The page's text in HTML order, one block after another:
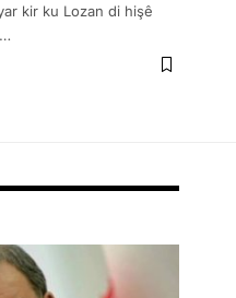
kir ku Lozan di hişê
…